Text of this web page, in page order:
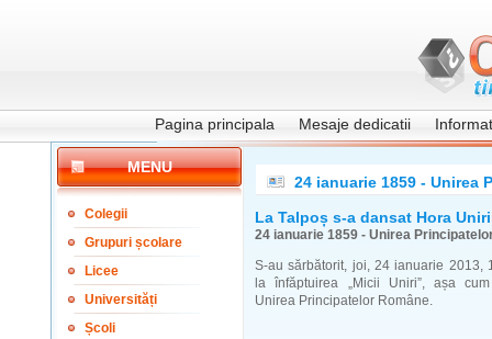
Pagina principala Mesaje dedicatii
MENU
Colegii
Grupuri școlare
Licee
Universități
Școli
24 ianuarie 1859 - Unirea
La Talpoș s-a dansat Hora
24 ianuarie 1859 - Unirea
S-au sărbătorit, joi, 24 ianuarie 2013,
la înfăptuirea „Micii Uniri”, așa
Unirea Principatelor Române.